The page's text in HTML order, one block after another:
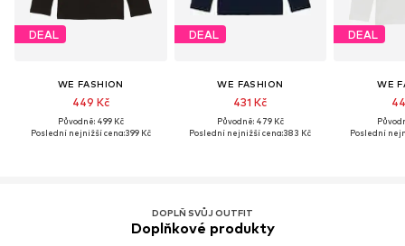
DEAL
WE FASHION
449 Kč
Původně: 499 Kč
Poslední nejnižší cena:399 Kč
DEAL
WE FASHION
431 Kč
Původně: 479 Kč
Poslední nejnižší cena:383 Kč
DEAL
WE
Poslední
DOPLŇ SVŮJ OUTFIT
Doplňkové produkty